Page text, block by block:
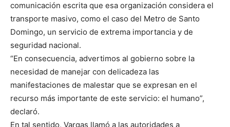
comunicación escrita que esa organización considera el
transporte masivo, como el caso del Metro de Santo
Domingo, un servicio de extrema importancia y de
seguridad nacional.
“En consecuencia, advertimos al gobierno sobre la
necesidad de manejar con delicadeza las
manifestaciones de malestar que se expresan en el
recurso más importante de este servicio: el humano”,
declaró.
En tal sentido, Vargas llamó a las autoridades a